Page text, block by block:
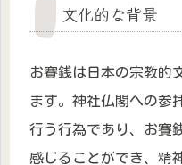
文化的な背景
お賽銭は日本の宗教的
ます。神社仏閣への参
行う行為であり、お賽
感じることができ、精